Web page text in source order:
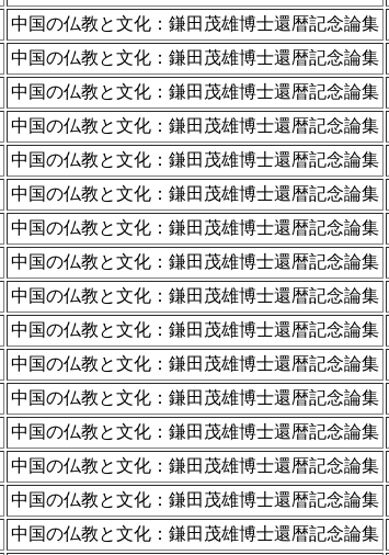
中国の仏教と文化：鎌田茂雄博士還暦記念論集
中国の仏教と文化：鎌田茂雄博士還暦記念論集
中国の仏教と文化：鎌田茂雄博士還暦記念論集
中国の仏教と文化：鎌田茂雄博士還暦記念論集
中国の仏教と文化：鎌田茂雄博士還暦記念論集
中国の仏教と文化：鎌田茂雄博士還暦記念論集
中国の仏教と文化：鎌田茂雄博士還暦記念論集
中国の仏教と文化：鎌田茂雄博士還暦記念論集
中国の仏教と文化：鎌田茂雄博士還暦記念論集
中国の仏教と文化：鎌田茂雄博士還暦記念論集
中国の仏教と文化：鎌田茂雄博士還暦記念論集
中国の仏教と文化：鎌田茂雄博士還暦記念論集
中国の仏教と文化：鎌田茂雄博士還暦記念論集
中国の仏教と文化：鎌田茂雄博士還暦記念論集
中国の仏教と文化：鎌田茂雄博士還暦記念論集
中国の仏教と文化：鎌田茂雄博士還暦記念論集